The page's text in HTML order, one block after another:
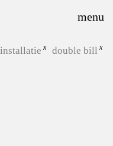
installatie
double bill